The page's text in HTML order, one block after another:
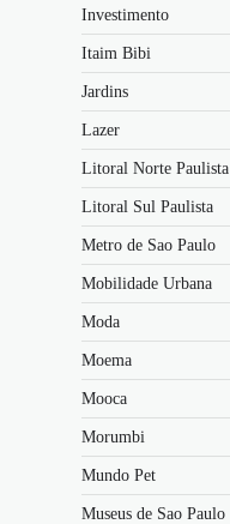
Investimento
Itaim Bibi
Jardins
Lazer
Litoral Norte Paulista
Litoral Sul Paulista
Metro de Sao Paulo
Mobilidade Urbana
Moda
Moema
Mooca
Morumbi
Mundo Pet
Museus de Sao Paulo